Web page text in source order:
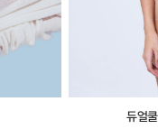
듀얼